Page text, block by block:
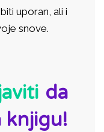
uporan, ali i
snove.
da
knjigu!